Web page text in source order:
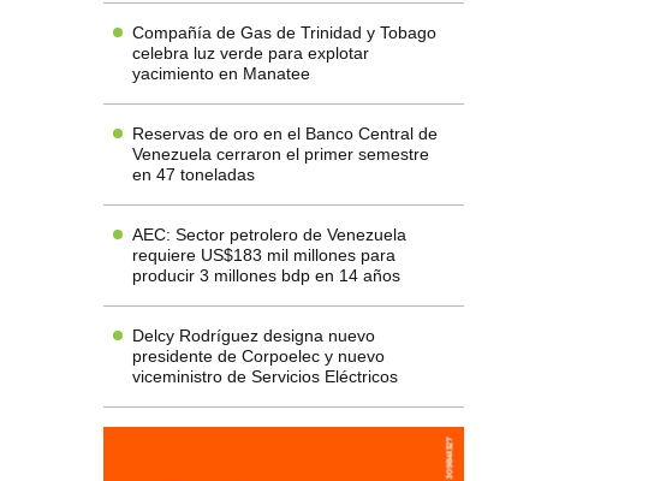
Compañía de Gas de Trinidad y Tobago
celebra luz verde para explotar
yacimiento en Manatee
Reservas de oro en el Banco Central de
Venezuela cerraron el primer semestre
en 47 toneladas
AEC: Sector petrolero de Venezuela
requiere US$183 mil millones para
producir 3 millones bdp en 14 años
Delcy Rodríguez designa nuevo
presidente de Corpoelec y nuevo
viceministro de Servicios Eléctricos